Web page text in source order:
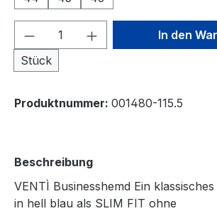
Produkt Anzahl: Gib den
Stück
In den
Produktnummer: 001480-115.5
Beschreibung
VENTÌ Businesshemd Ein
in hell blau als SLIM FIT ohne